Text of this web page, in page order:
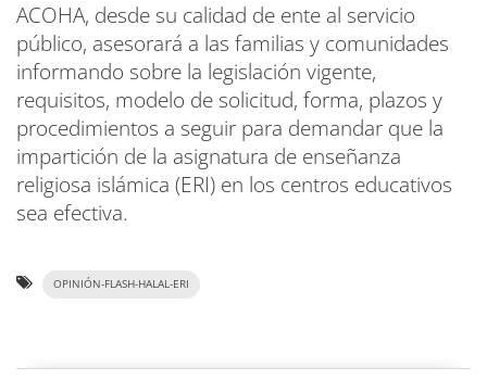
ACOHA, desde su calidad de ente al servicio
público, asesorará a las familias y comunidades
informando sobre la legislación vigente,
requisitos, modelo de solicitud, forma, plazos y
procedimientos a seguir para demandar que la
impartición de la asignatura de enseñanza
religiosa islámica (ERI) en los centros educativos
sea efectiva.
OPINIÓN-FLASH-HALAL-ERI